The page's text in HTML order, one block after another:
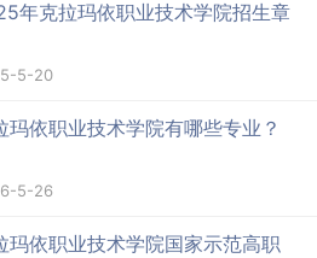
年克拉玛依职业技术学院招生章
5-20
玛依职业技术学院有哪些专业？
5-26
玛依职业技术学院国家示范高职